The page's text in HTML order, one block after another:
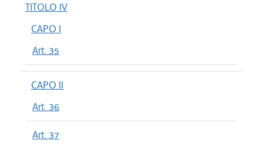
TITOLO IV
CAPO I
Art. 35
CAPO II
Art. 36
Art. 37